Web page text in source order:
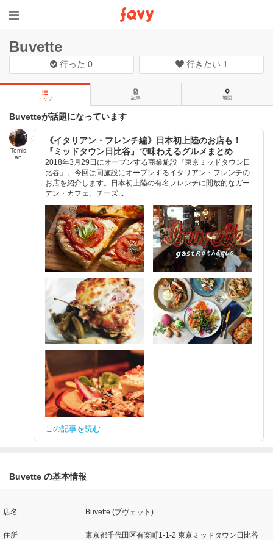
Buvette
行った0 行きたい 1
トップ 記事 地図
Buvetteが話題になっています
Temis
an
《イタリアン・フレンチ編》日本初上陸のお店も！
『ミッドタウン日比谷』で味わえるグルメまとめ
2018年3月29日にオープンする商業施設『東京ミッドタウン日
比谷』。今回は同施設にオープンするイタリアン・フレンチの
お店を紹介します。日本初上陸の有名フレンチに開放的なガー
デン・カフェ、チーズ...
この記事を読む
Buvette の基本情報
店名 Buvette (ブヴェット)
住所 東京都千代田区有楽町1-1-2 東京ミッドタウン日比谷